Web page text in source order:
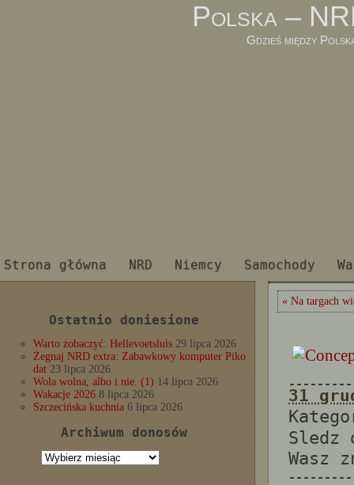
Polska –
Gdzieś między
Strona główna NRD Niemcy Samochody
Ostatnio doniesione
Warto zobaczyć: Hellevoetsluis 29 lipca 2026
Żegnaj NRD extra: Zabawkowy komputer Piko
dat 23 lipca 2026
Wola wolna, albo i nie. (1) 14 lipca 2026
Wakacje 2026 8 lipca 2026
Szczecińska kuchnia 6 lipca 2026
Archiwum donosów
Archiwum
« Na targach
31
Sledz
Wasz